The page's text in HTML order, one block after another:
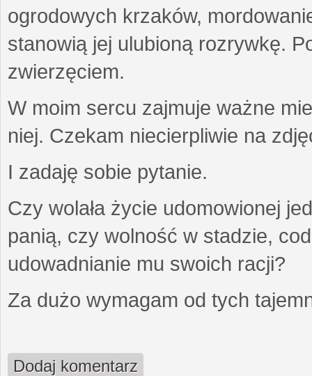
ogrodowych krzaków,
stanowią jej ulubioną rozrywkę.
zwierzęciem.
W moim sercu zajmuje ważne
niej. Czekam niecierpliwie na
I zadaję sobie pytanie.
Czy wolała życie udomowionej
panią, czy wolność w stadzie,
udowadnianie mu swoich racji?
Za dużo wymagam od tych
Dodaj komentarz